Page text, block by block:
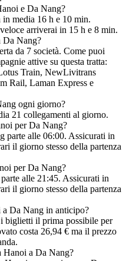
e Da Nang?
media 16 h e 10 min.
arriverai in 15 h e 8 min.
Da Nang?
da 7 società. Come puoi
attive su questa tratta:
Train, NewLivitrans
Rail, Laman Express e
ogni giorno?
21 collegamenti al giorno.
per Da Nang?
parte alle 06:00. Assicurati in
il giorno stesso della partenza
per Da Nang?
alle 21:45. Assicurati in
il giorno stesso della partenza
Da Nang in anticipo?
biglietti il prima possibile per
costa 26,94 € ma il prezzo
Hanoi a Da Nang?